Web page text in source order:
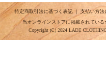
特定商取引法に基づく表記｜ 支払い方法
当オンラインストアに掲載されてい
Copyright (C) 2024 LADE